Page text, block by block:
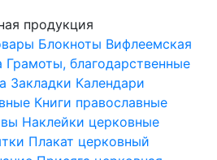
продукция
Блокноты Вифлеемская
Грамоты, благодарственные
Закладки Календари
Книги православные
Наклейки церковные
Плакат церковный